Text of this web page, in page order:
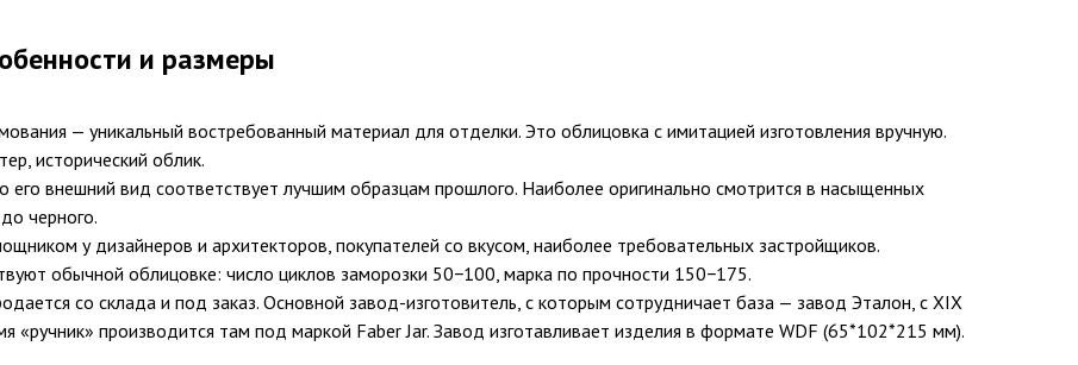
и размеры
— уникальный востребованный материал для отделки. Это облицовка с имитацией изготовления вручную.
исторический облик.
внешний вид соответствует лучшим образцам прошлого. Наиболее оригинально смотрится в насыщенных
черного.
у дизайнеров и архитекторов, покупателей со вкусом, наиболее требовательных застройщиков.
обычной облицовке: число циклов заморозки 50−100, марка по прочности 150−175.
со склада и под заказ. Основной завод-изготовитель, с которым сотрудничает база — завод Эталон, с XIX
«ручник» производится там под маркой Faber Jar. Завод изготавливает изделия в формате WDF (65*102*215 мм).